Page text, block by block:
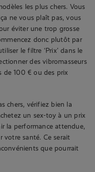
les plus chers. Vous
ne vous plaît pas, vous
éviter une trop grosse
donc plutôt par
le filtre ‘Prix’ dans le
des vibromasseurs
de 100 € ou des prix
chers, vérifiez bien la
un sex-toy à un prix
la performance attendue,
votre santé. Ce serait
que pourrait